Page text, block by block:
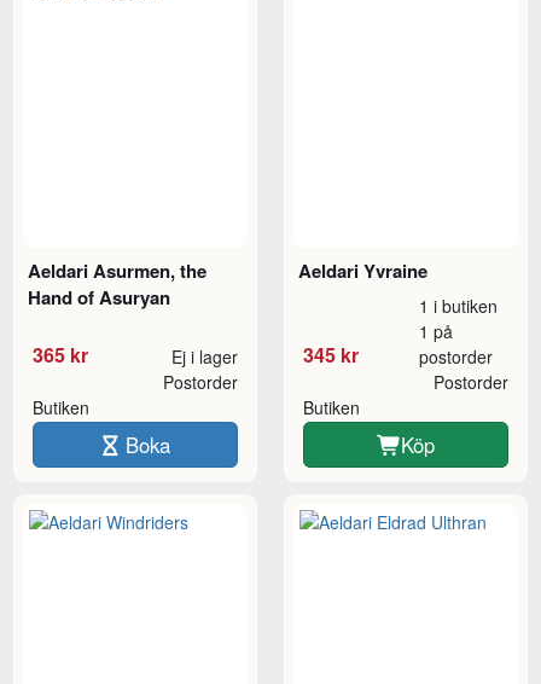
Aeldari Asurmen, the
Hand of Asuryan
365 kr Ej i lager
Butiken
Postorder
Boka
Aeldari Yvraine
345 kr
1 i butiken
1 på
postorder
Butiken
Postorder
Köp